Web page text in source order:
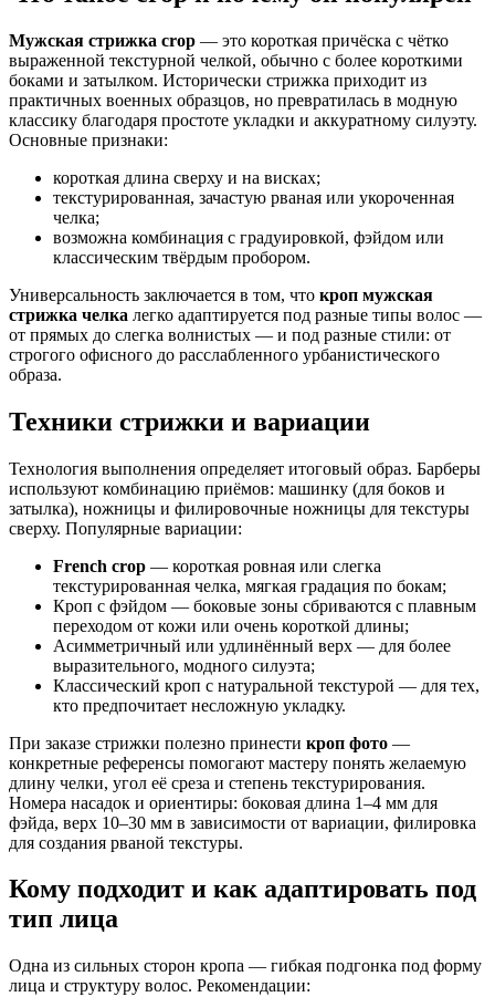
Мужская стрижка crop — это короткая причёска с чётко
выраженной текстурной челкой, обычно с более короткими
боками и затылком. Исторически стрижка приходит из
практичных военных образцов, но превратилась в модную
классику благодаря простоте укладки и аккуратному силуэту.
Основные признаки:
короткая длина сверху и на висках;
текстурированная, зачастую рваная или укороченная
челка;
возможна комбинация с градуировкой, фэйдом или
классическим твёрдым пробором.
Универсальность заключается в том, что кроп мужская
стрижка челка легко адаптируется под разные типы волос —
от прямых до слегка волнистых — и под разные стили: от
строгого офисного до расслабленного урбанистического
образа.
Техники стрижки и вариации
Технология выполнения определяет итоговый образ. Барберы
используют комбинацию приёмов: машинку (для боков и
затылка), ножницы и филировочные ножницы для текстуры
сверху. Популярные вариации:
French crop — короткая ровная или слегка
текстурированная челка, мягкая градация по бокам;
Кроп с фэйдом — боковые зоны сбриваются с плавным
переходом от кожи или очень короткой длины;
Асимметричный или удлинённый верх — для более
выразительного, модного силуэта;
Классический кроп с натуральной текстурой — для тех,
кто предпочитает несложную укладку.
При заказе стрижки полезно принести кроп фото —
конкретные референсы помогают мастеру понять желаемую
длину челки, угол её среза и степень текстурирования.
Номера насадок и ориентиры: боковая длина 1–4 мм для
фэйда, верх 10–30 мм в зависимости от вариации, филировка
для создания рваной текстуры.
Кому подходит и как адаптировать под
тип лица
Одна из сильных сторон кропа — гибкая подгонка под форму
лица и структуру волос. Рекомендации: